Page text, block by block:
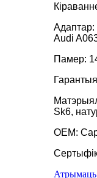
Адаптар:
Audi
Памер:
Sk6,
OEM:
Атрымаць